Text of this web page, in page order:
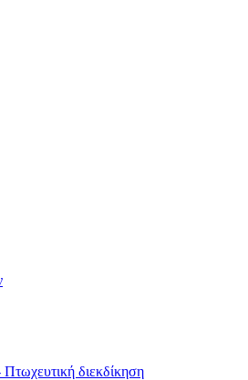
διεκδίκηση